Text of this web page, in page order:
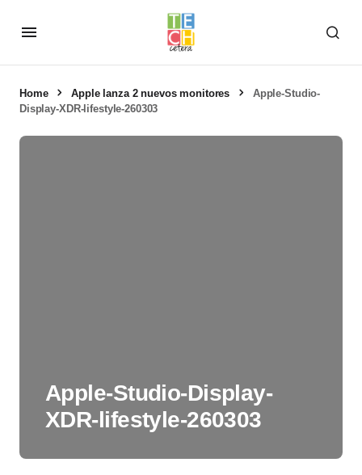
Home Apple lanza 2 nuevos monitores
Apple-Studio-
Display-XDR-lifestyle-260303
Apple-Studio-Display-
XDR-lifestyle-260303